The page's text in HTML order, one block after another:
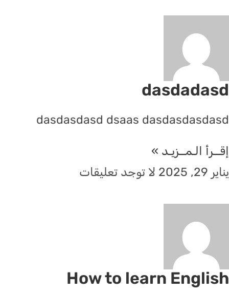
dasdadasd
dasdasdasd dsaas dasdasdasdasd
إقــرأ الـمــزيـد »
يناير 29, 2025
لا توجد تعليقات
How to learn English